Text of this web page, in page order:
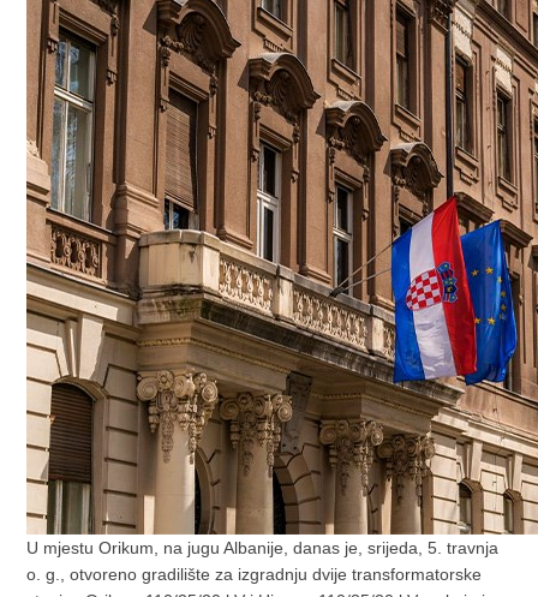
U mjestu Orikum, na jugu Albanije, danas je, srijeda, 5. travnja
o. g., otvoreno gradilište za izgradnju dvije transformatorske